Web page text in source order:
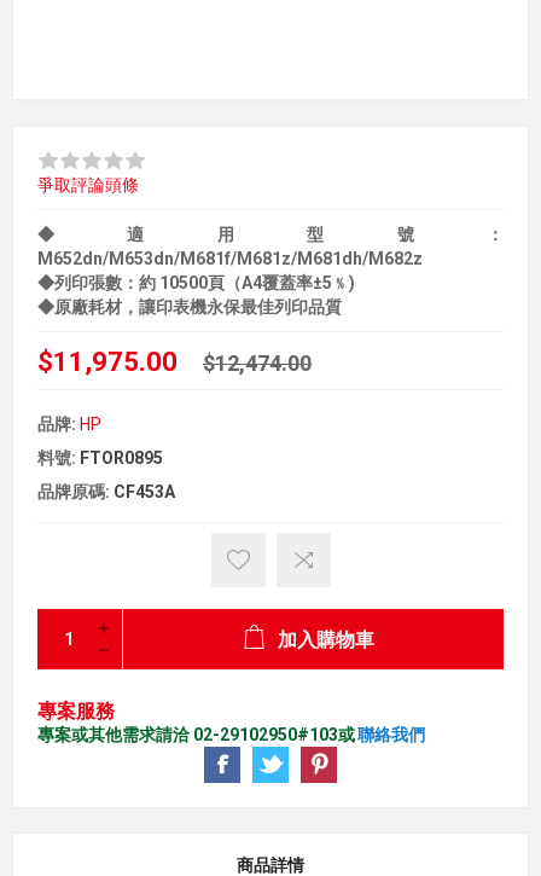
爭取評論頭條
◆適用型號：
M652dn/M653dn/M681f/M681z/M681dh/M682z
◆列印張數：約 10500頁（A4覆蓋率±5﹪)
◆原廠耗材，讓印表機永保最佳列印品質
$11,975.00 $12,474.00
品牌: HP
料號: FTOR0895
品牌原碼: CF453A
加入購物車
專案服務
專案或其他需求請洽 02-29102950#103或聯絡我們
商品詳情